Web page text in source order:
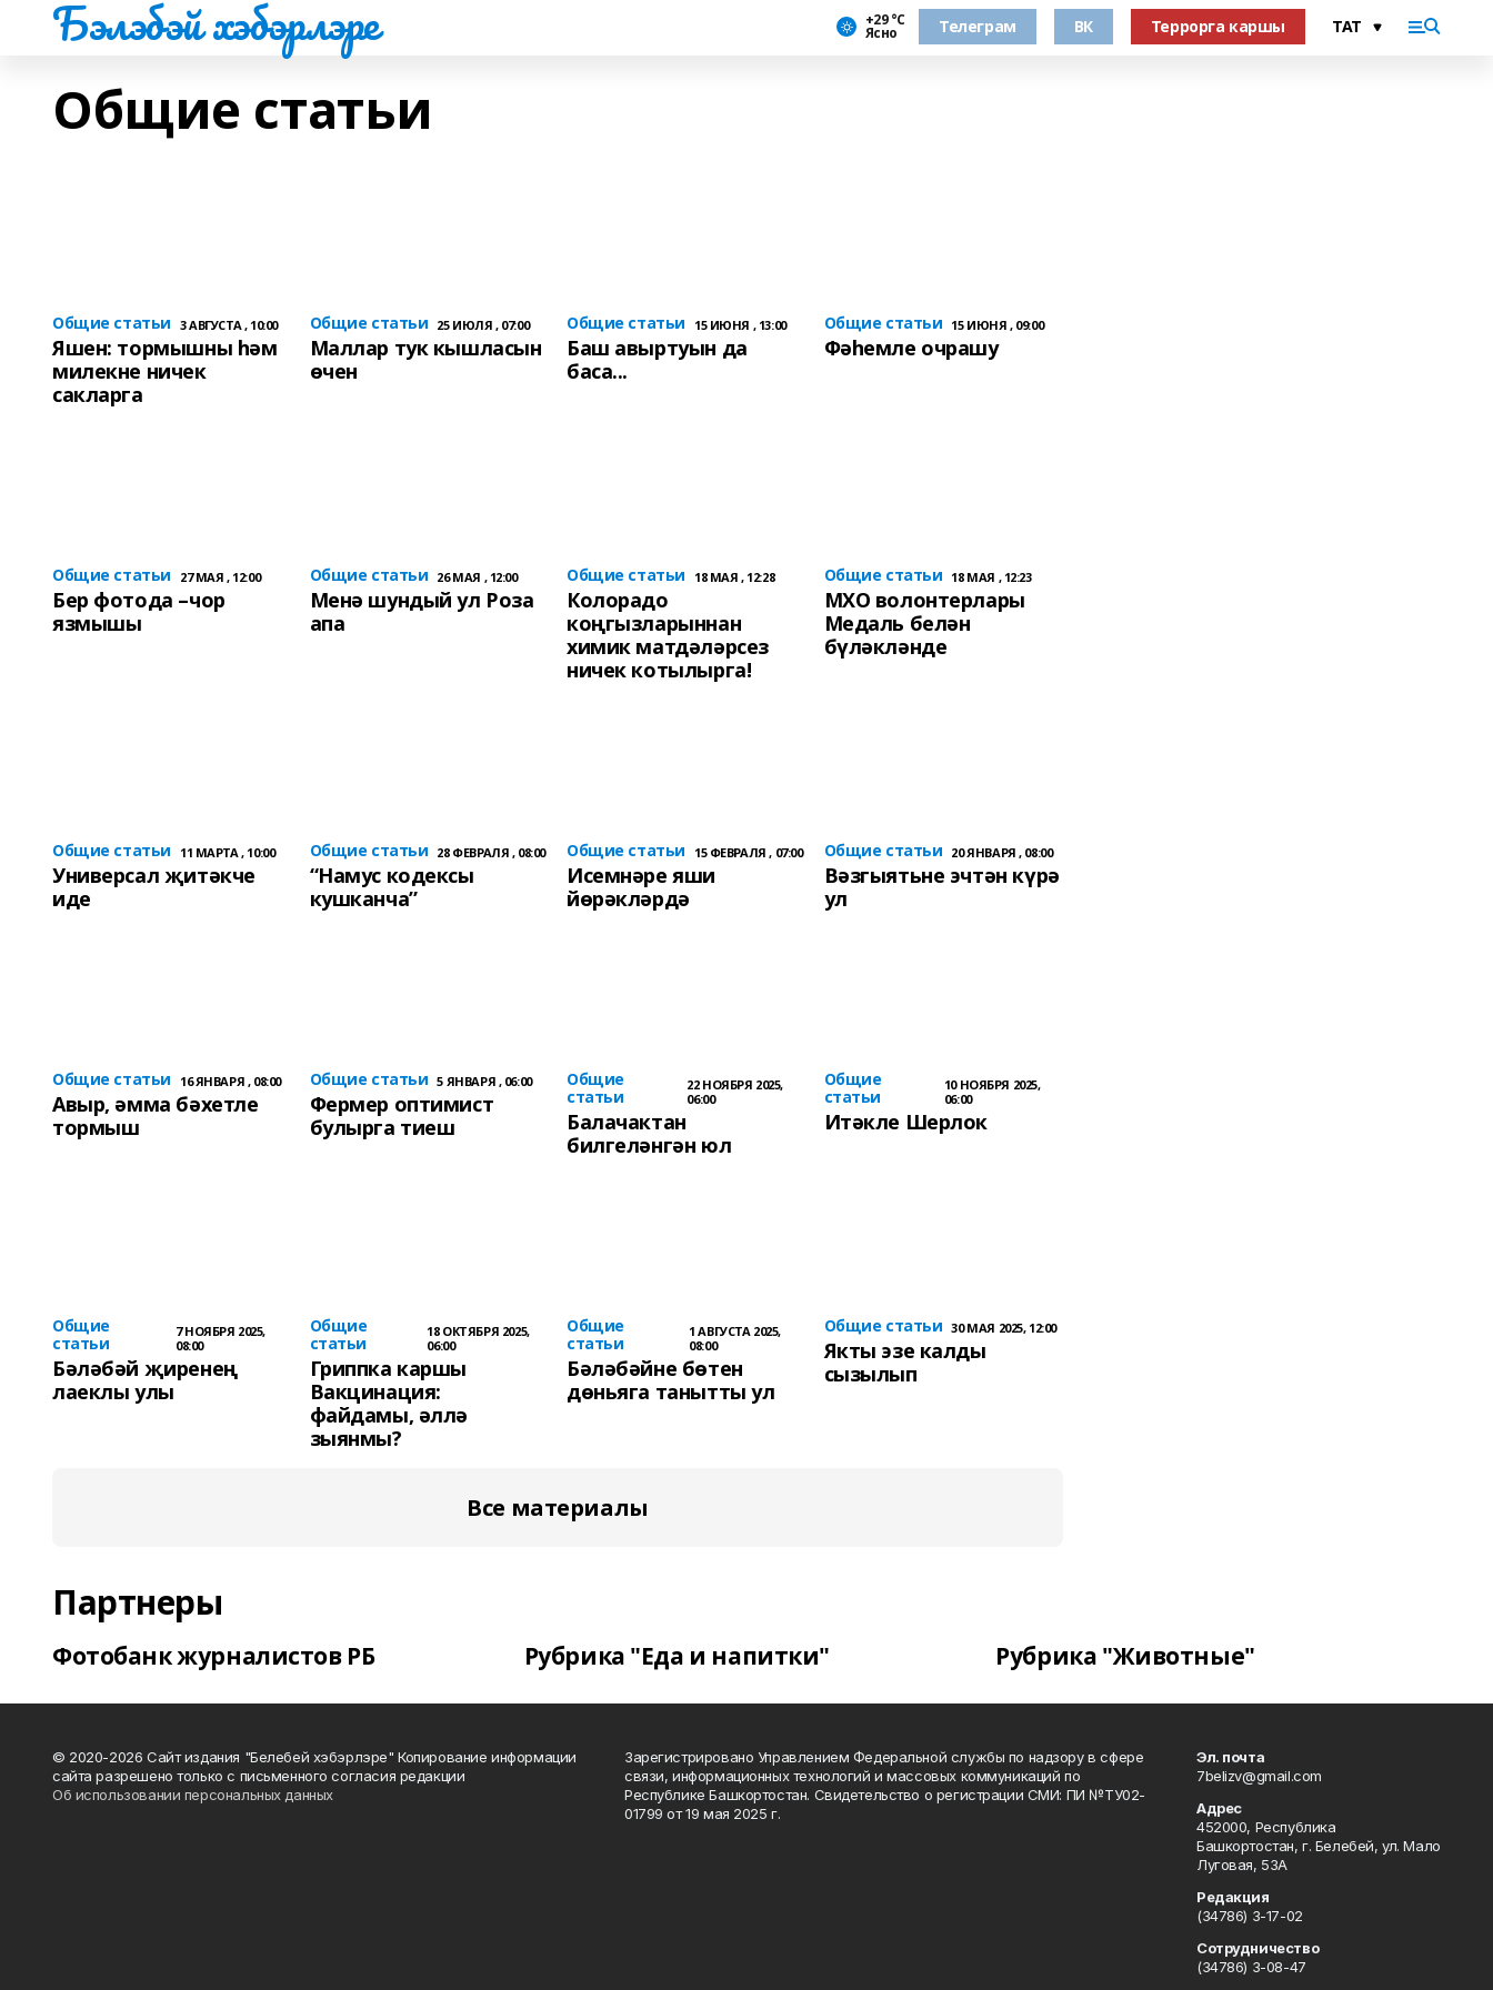
Бэлэбэй хэбэрлэре +29 °С
Ясно Телеграм ВК Террорга каршы
Общие статьи
Общие статьи 3 АВГУСТА , 10:00
Яшен: тормышны һәм
милекне ничек
сакларга
Общие статьи 25 ИЮЛЯ , 07:00
Маллар тук кышласын
өчен
Общие статьи 15 ИЮНЯ , 13:00
Баш авыртуын да
баса...
Общие статьи 15 ИЮНЯ , 09:00
Фәһемле очрашу
Общие статьи 27 МАЯ , 12:00
Бер фотода –чор
язмышы
Общие статьи 26 МАЯ , 12:00
Менә шундый ул Роза
апа
Общие статьи 18 МАЯ , 12:28
Колорадо
коңгызларыннан
химик матдәләрсез
ничек котылырга!
Общие статьи 18 МАЯ , 12:23
МХО волонтерлары
Медаль белән
бүләкләнде
Общие статьи 11 МАРТА , 10:00
Универсал җитәкче
иде
Общие статьи 28 ФЕВРАЛЯ , 08:00
“Намус кодексы
кушканча”
Общие статьи 15 ФЕВРАЛЯ , 07:00
Исемнәре яши
йөрәкләрдә
Общие статьи 20 ЯНВАРЯ , 08:00
Вәзгыятьне эчтән күрә
ул
Общие статьи 16 ЯНВАРЯ , 08:00
Авыр, әмма бәхетле
тормыш
Общие статьи 5 ЯНВАРЯ , 06:00
Фермер оптимист
булырга тиеш
Общие
статьи
22 НОЯБРЯ 2025,
06:00
Балачактан
билгеләнгән юл
Общие
статьи
10 НОЯБРЯ 2025,
06:00
Итәкле Шерлок
Общие
статьи
7 НОЯБРЯ 2025,
08:00
Бәләбәй җиренең
лаеклы улы
Общие
статьи
18 ОКТЯБРЯ 2025,
06:00
Гриппка каршы
Вакцинация:
файдамы, әллә
зыянмы?
Общие
статьи
1 АВГУСТА 2025,
08:00
Бәләбәйне бөтен
дөньяга танытты ул
Общие статьи 30 МАЯ 2025, 12:00
Якты эзе калды
сызылып
Все материалы
Партнеры
Фотобанк журналистов РБ Рубрика "Еда и напитки" Рубрика "Животные"
© 2020-2026 Сайт издания "Белебей хэбэрлэре" Копирование информации
сайта разрешено только с письменного согласия редакции
Об использовании персональных данных
Зарегистрировано Управлением Федеральной службы по надзору в сфере
связи, информационных технологий и массовых коммуникаций по
Республике Башкортостан. Свидетельство о регистрации СМИ: ПИ №ТУ02-
01799 от 19 мая 2025 г.
Эл. почта
7belizv@gmail.com
Адрес
452000, Республика
Башкортостан, г. Белебей, ул. Мало
Луговая, 53А
Редакция
(34786) 3-17-02
Сотрудничество
(34786) 3-08-47